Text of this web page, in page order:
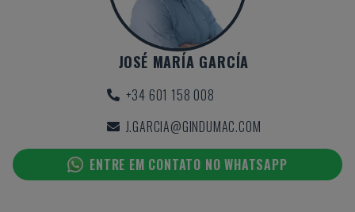
JOSÉ MARÍA GARCÍA
+34 601 158 008
J.GARCIA@GINDUMAC.COM
ENTRE EM CONTATO NO WHATSAPP